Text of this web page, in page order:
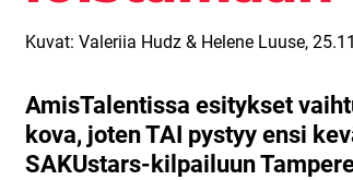
Kuvat: Valeriia Hudz & Helene Luuse,
AmisTalentissa esitykset
kova, joten TAI pystyy ensi
SAKUstars-kilpailuun